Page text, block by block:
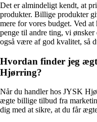
Det er almindeligt kendt, at
produkter. Billige produkter
mere for vores budget. Ved
penge til andre ting, vi
også være af god kvalitet, så
Hvordan finder jeg
Hjørring?
Når du handler hos JYSK
ægte billige tilbud fra
dig med at sikre, at du får